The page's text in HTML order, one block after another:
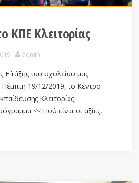
ΚΠΕ Κλειτορίας
admin
Ε΄ τάξης του σχολείου μας
Πέμπτη 19/12/2019, το Κέντρο
Κλειτορίας
<< Πού είναι οι αξίες,